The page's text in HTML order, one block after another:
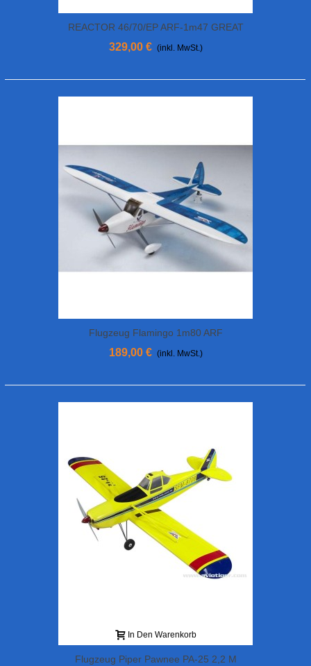
REACTOR 46/70/EP ARF-1m47 GREAT
PLANES
329,00 € (inkl. MwSt.)
Flugzeug Flamingo 1m80 ARF
189,00 € (inkl. MwSt.)
In Den Warenkorb
Flugzeug Piper Pawnee PA-25 2,2 M